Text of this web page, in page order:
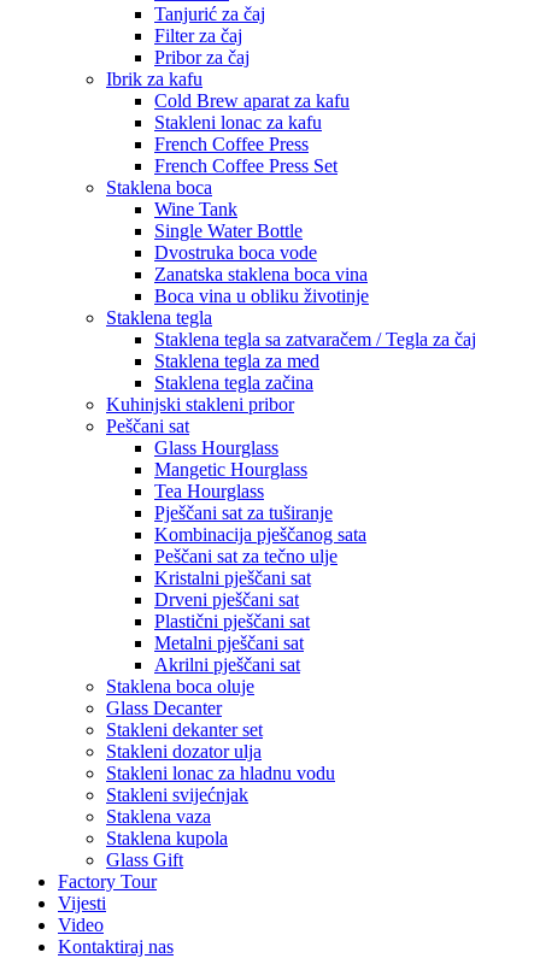
Tanjurić za čaj
Filter za čaj
Pribor za čaj
Ibrik za kafu
Cold Brew aparat za kafu
Stakleni lonac za kafu
French Coffee Press
French Coffee Press Set
Staklena boca
Wine Tank
Single Water Bottle
Dvostruka boca vode
Zanatska staklena boca vina
Boca vina u obliku životinje
Staklena tegla
Staklena tegla sa zatvaračem / Tegla za čaj
Staklena tegla za med
Staklena tegla začina
Kuhinjski stakleni pribor
Peščani sat
Glass Hourglass
Mangetic Hourglass
Tea Hourglass
Pješčani sat za tuširanje
Kombinacija pješčanog sata
Peščani sat za tečno ulje
Kristalni pješčani sat
Drveni pješčani sat
Plastični pješčani sat
Metalni pješčani sat
Akrilni pješčani sat
Staklena boca oluje
Glass Decanter
Stakleni dekanter set
Stakleni dozator ulja
Stakleni lonac za hladnu vodu
Stakleni svijećnjak
Staklena vaza
Staklena kupola
Glass Gift
Factory Tour
Vijesti
Video
Kontaktiraj nas